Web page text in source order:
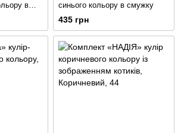
в
синього кольору в смужку
435 грн